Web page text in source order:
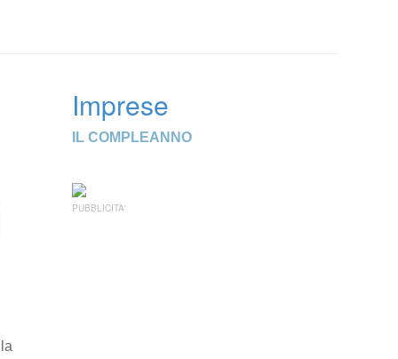
Imprese
IL COMPLEANNO
PUBBLICITA'